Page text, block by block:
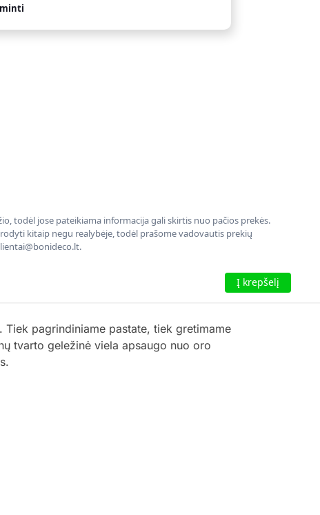
todėl jose pateikiama informacija gali skirtis nuo pačios prekės.
kitaip negu realybėje, todėl prašome vadovautis prekių
Į krepšelį
pagrindiniame pastate, tiek gretimame
tvarto geležinė viela apsaugo nuo oro